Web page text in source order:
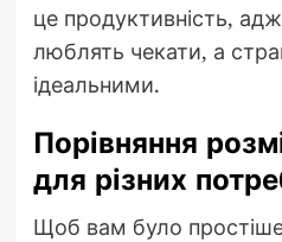
це продуктивність,
люблять чекати, а
ідеальними.
Порівняння
для різних
Щоб вам було